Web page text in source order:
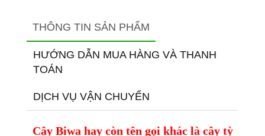
THÔNG TIN SẢN PHẨM
HƯỚNG DẪN MUA HÀNG VÀ THANH
TOÁN
DỊCH VỤ VẬN CHUYỂN
Cây Biwa hay còn tên gọi khác là cây tỳ